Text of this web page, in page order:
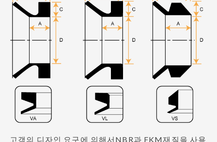
고객의 디자인 요구에 의해서NBR과 FKM재질을 사용